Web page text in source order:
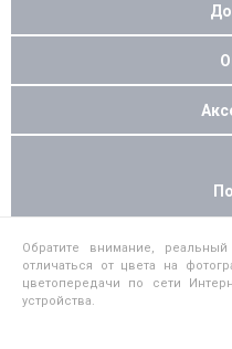
Обратите внимание,
отличаться от цвета на
цветопередачи по сети
устройства.